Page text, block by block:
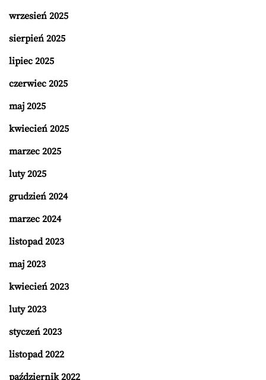
wrzesień 2025
sierpień 2025
lipiec 2025
czerwiec 2025
maj 2025
kwiecień 2025
marzec 2025
luty 2025
grudzień 2024
marzec 2024
listopad 2023
maj 2023
kwiecień 2023
luty 2023
styczeń 2023
listopad 2022
październik 2022